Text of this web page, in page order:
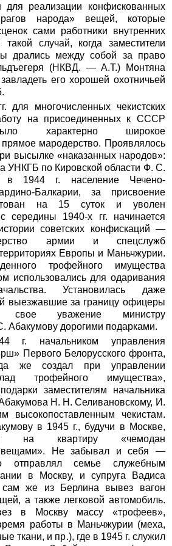
для реализации конфискованных
народа» вещей, которые
сами работники внутренних
случай, когда заместители
дрались между собой за право
(НКВД. — А.Т.) Монтяна
его хорошей охотничьей
для многочисленных чекистских
на присоединенных к СССР
характерно широкое
мародерство. Проявлялось
высылке «наказанных народов»:
УНКГБ по Кировской области Ф. С.
в 1944 г. население Чечено-
Балкарии, за присвоение
на 15 суток и уволен
середины 1940-х гг. начинается
советских конфискаций —
армии и спецслужб
Европы и Маньчжурии.
трофейного имущества
использовались для одаривания
Установилась даже
выезжавшие за границу офицеры
уважение министру
Абакумову дорогими подарками.
г. начальником управления
Первого Белорусского фронта,
же создал при управлении
трофейного имущества»,
заместителям начальника
Н. Н. Селивановскому, И.
высокопоставленным чекистам.
в 1945 г., будучи в Москве,
на квартиру «чемодан
вещами». Не забывал и себя —
отправлял семье служебным
в Москву, и супруга Вадиса
сам же из Берлина вывез вагон
а также легковой автомобиль.
в Москву массу «трофеев»,
работы в Маньчжурии (меха,
ткани, и пр.), где в 1945 г. служил